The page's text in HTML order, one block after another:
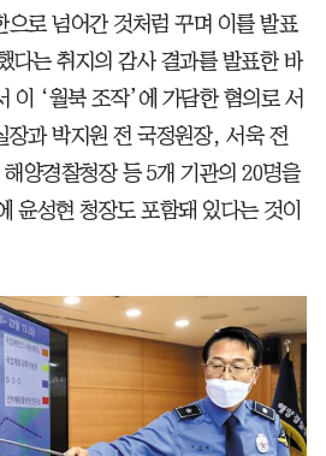
으로 넘어간 것처럼 꾸며 이를 발표
다는 취지의 감사 결과를 발표한 바
이 ‘월북 조작’에 가담한 혐의로 서
장과 박지원 전 국정원장, 서욱 전
양경찰청장 등 5개 기관의 20명을
윤성현 청장도 포함돼 있다는 것이